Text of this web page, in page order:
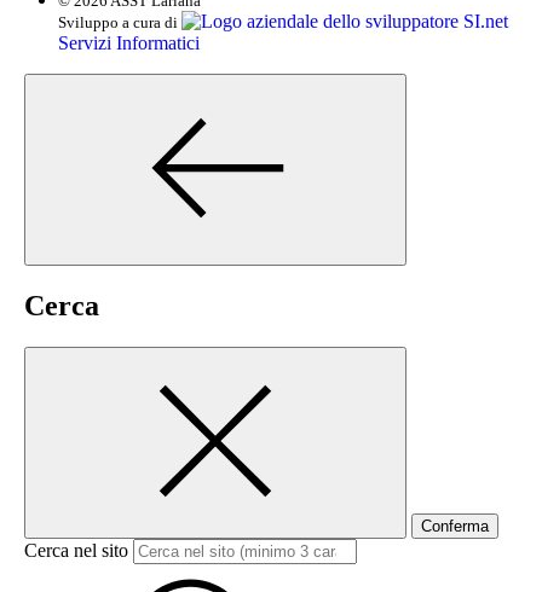
Sviluppo a cura di
SI.net
Servizi Informatici
Cerca
Conferma
Cerca nel sito